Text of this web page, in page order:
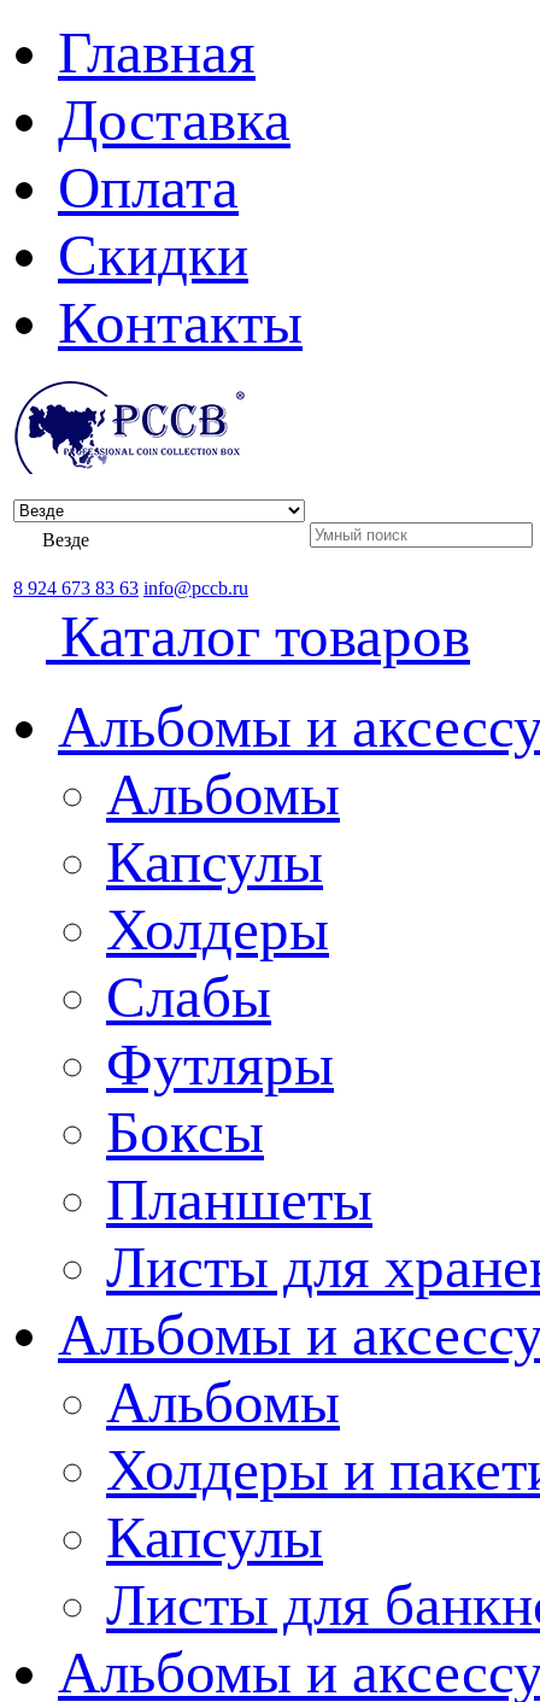
Главная
Доставка
Оплата
Скидки
Контакты
Везде
8 924 673 83 63 info@pccb.ru
Каталог товаров
Альбомы и
Альбомы
Капсулы
Холдеры
Слабы
Футляры
Боксы
Планшеты
Листы для
Альбомы и
Альбомы
Холдеры и
Капсулы
Листы для
Альбомы и